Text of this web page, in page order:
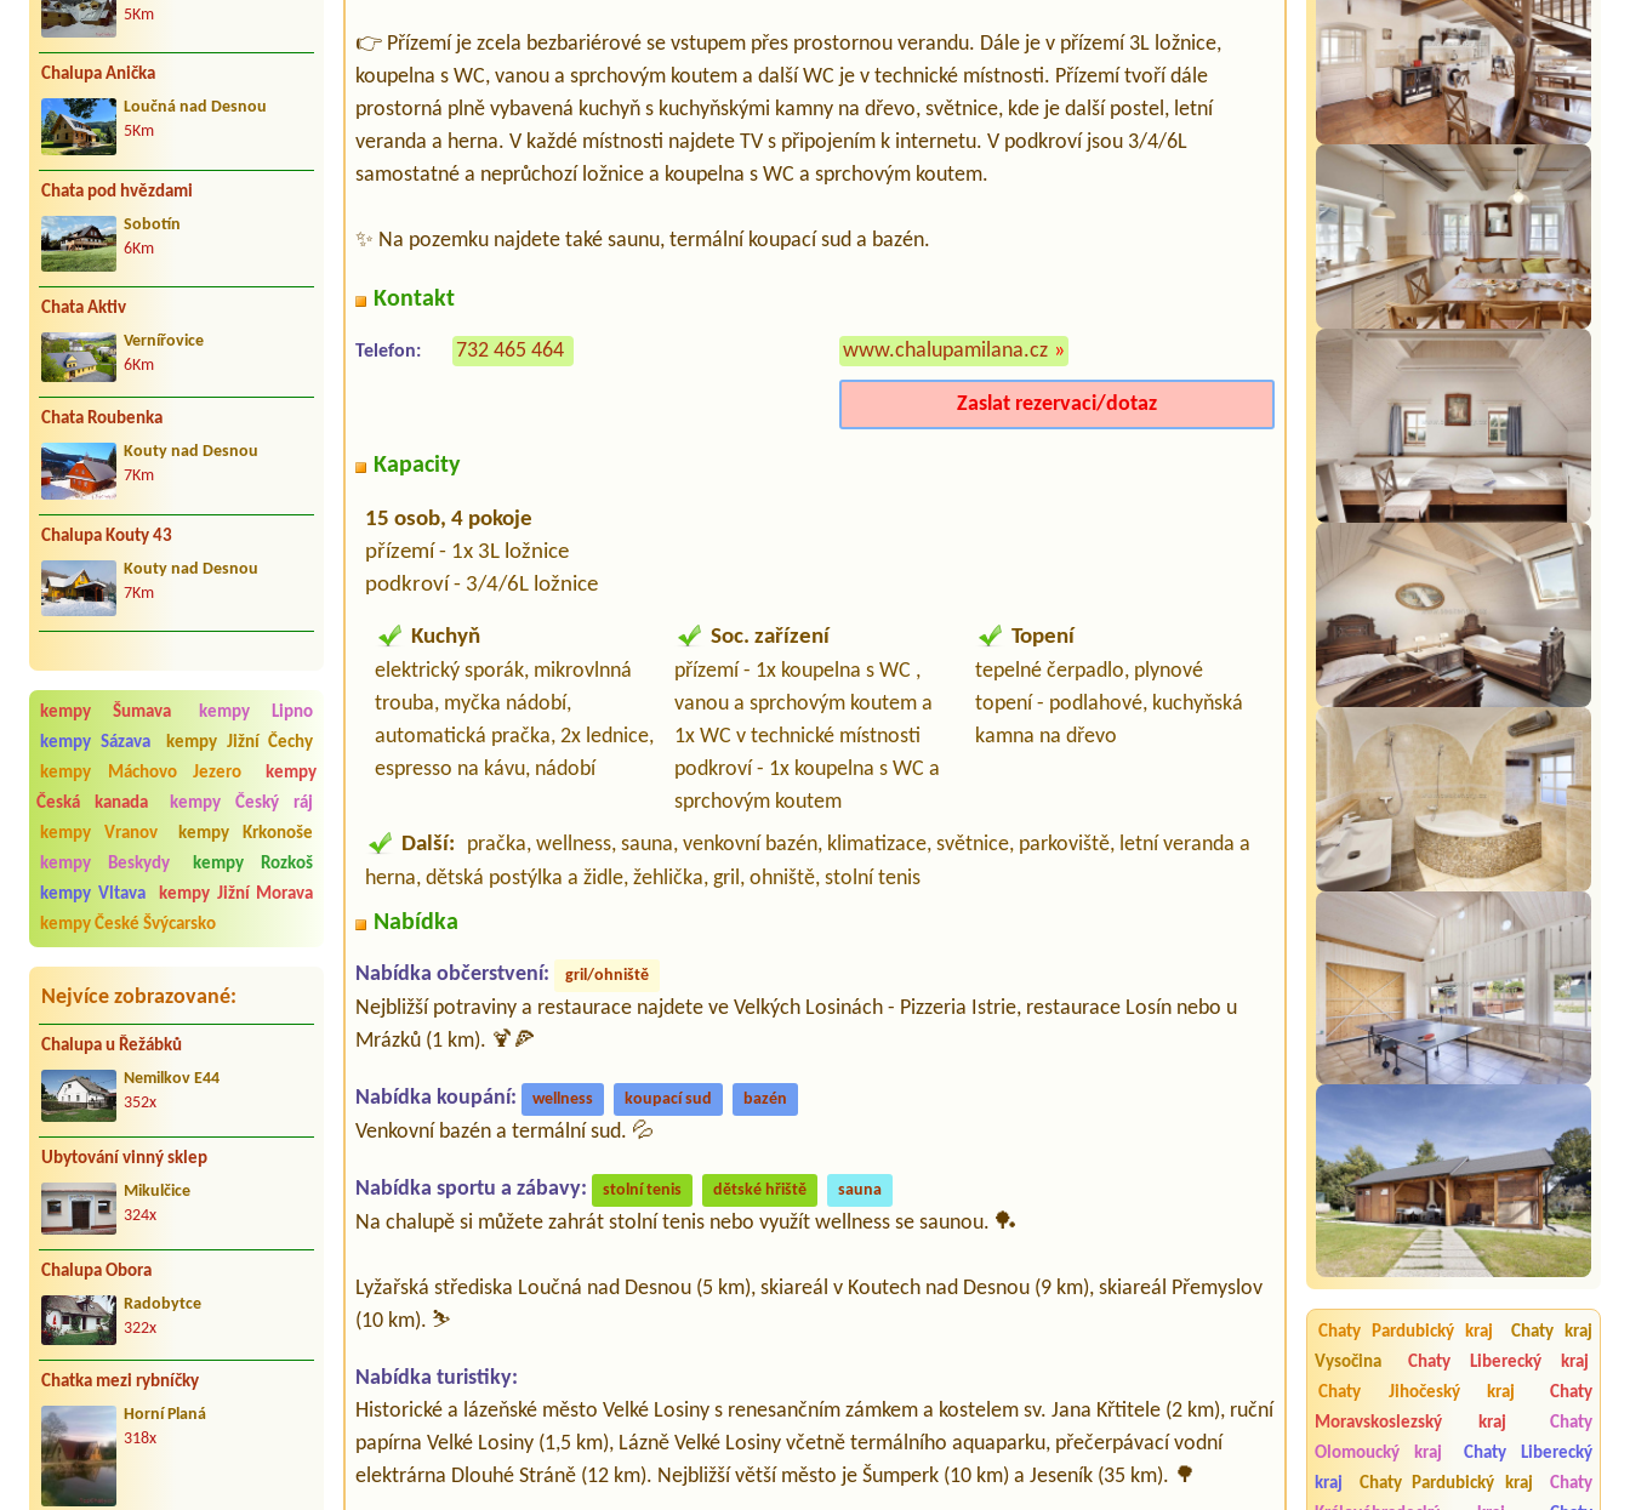
5Km
Chalupa Anička
Loučná nad Desnou
5Km
Chata pod hvězdami
Sobotín
6Km
Chata Aktiv
Vernířovice
6Km
Chata Roubenka
Kouty nad Desnou
7Km
Chalupa Kouty 43
Kouty nad Desnou
7Km
kempy Šumava
kempy Lipno
kempy Sázava
kempy Jižní Čechy
kempy Máchovo Jezero
kempy
Česká kanada
kempy Český ráj
kempy Vranov
kempy Krkonoše
kempy Beskydy
kempy Rozkoš
kempy Vltava
kempy Jižní Morava
kempy České Švýcarsko
Nejvíce zobrazované:
Chalupa u Řežábků
Nemilkov E44
352x
Ubytování vinný sklep
Mikulčice
324x
Chalupa Obora
Radobytce
322x
Chatka mezi rybníčky
Horní Planá
318x
Chaty Pardubický kraj
Chaty kraj
Vysočina
Chaty Liberecký kraj
Chaty Jihočeský kraj
Chaty
Moravskoslezský kraj
Chaty
Olomoucký kraj
Chaty Liberecký
kraj
Chaty Pardubický kraj
Chaty
👉 Přízemí je zcela bezbariérové se vstupem přes prostornou verandu. Dále je v přízemí 3L ložnice,
koupelna s WC, vanou a sprchovým koutem a další WC je v technické místnosti. Přízemí tvoří dále
prostorná plně vybavená kuchyň s kuchyňskými kamny na dřevo, světnice, kde je další postel, letní
veranda a herna. V každé místnosti najdete TV s připojením k internetu. V podkroví jsou 3/4/6L
samostatné a neprůchozí ložnice a koupelna s WC a sprchovým koutem.
✨ Na pozemku najdete také saunu, termální koupací sud a bazén.
Kontakt
Telefon: 732 465 464 www.chalupamilana.cz »
Zaslat rezervaci/dotaz
Kapacity
15 osob, 4 pokoje
přízemí - 1x 3L ložnice
podkroví - 3/4/6L ložnice
Kuchyň
elektrický sporák, mikrovlnná
trouba, myčka nádobí,
automatická pračka, 2x lednice,
espresso na kávu, nádobí
Soc. zařízení
přízemí - 1x koupelna s WC ,
vanou a sprchovým koutem a
1x WC v technické místnosti
podkroví - 1x koupelna s WC a
sprchovým koutem
Topení
tepelné čerpadlo, plynové
topení - podlahové, kuchyňská
kamna na dřevo
Další:
pračka, wellness, sauna, venkovní bazén, klimatizace, světnice, parkoviště, letní veranda a
herna, dětská postýlka a židle, žehlička, gril, ohniště, stolní tenis
Nabídka
Nabídka občerstvení: gril/ohniště
Nejbližší potraviny a restaurace najdete ve Velkých Losinách - Pizzeria Istrie, restaurace Losín nebo u
Mrázků (1 km). 🍹🍕
Nabídka koupání: wellness koupací sud bazén
Venkovní bazén a termální sud. 💦
Nabídka sportu a zábavy: stolní tenis dětské hřiště sauna
Na chalupě si můžete zahrát stolní tenis nebo využít wellness se saunou. 🏓
Lyžařská střediska Loučná nad Desnou (5 km), skiareál v Koutech nad Desnou (9 km), skiareál Přemyslov
(10 km). ⛷️
Nabídka turistiky:
Historické a lázeňské město Velké Losiny s renesančním zámkem a kostelem sv. Jana Křtitele (2 km), ruční
papírna Velké Losiny (1,5 km), Lázně Velké Losiny včetně termálního aquaparku, přečerpávací vodní
elektrárna Dlouhé Stráně (12 km). Nejbližší větší město je Šumperk (10 km) a Jeseník (35 km). 🌳